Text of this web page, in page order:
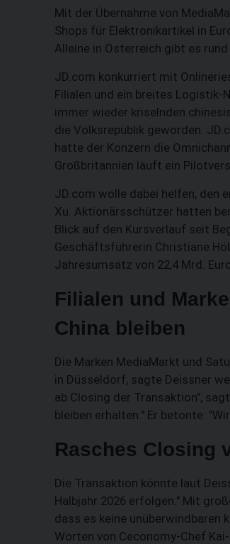
Mit der Übernahme von
Shops für Elektronikartikel in
Alleine in Österreich gibt es rund
JD.com konkurriert mit
Filialen und ein breites Logistik-
immer wieder kriselnden
die Volksrepublik geworden.
hatte der Konzern die
Großbritannien läuft ein
JD.com wolle dabei helfen, den
Xu. Aktionärsschützer hatten
Blick auf den Kursverlauf seit
Geschäftsführerin Christiane
Jahresumsatz von 22,4 Mrd.
Filialen und
China bleiben
Die Marken MediaMarkt und
in Düsseldorf, sagte Deissner
ab Closing der Transaktion",
bleiben erhalten." Er betonte:
Rasches Closing
Die Transaktion könnte laut
Halbjahr 2026 erfolgen." Mit
dass es keine unüberwindbaren
Worten von Ceconomy-Chef